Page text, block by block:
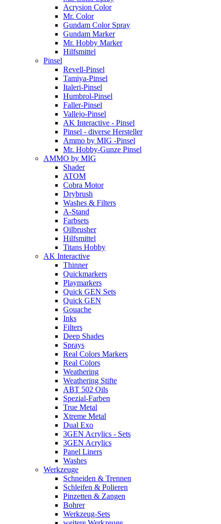
Acrysion Color
Mr. Color
Gundam Color Spray
Gundam Marker
Mr. Hobby Marker
Hilfsmittel
Pinsel
Revell-Pinsel
Tamiya-Pinsel
Italeri-Pinsel
Humbrol-Pinsel
Faller-Pinsel
Vallejo-Pinsel
AK Interactive - Pinsel
Pinsel - diverse Hersteller
Ammo by MIG -Pinsel
Mr. Hobby-Gunze Pinsel
AMMO by MIG
Shader
ATOM
Cobra Motor
Drybrush
Washes & Filters
A-Stand
Farbsets
Oilbrusher
Hilfsmittel
Titans Hobby
AK Interactive
Thinner
Quickmarkers
Playmarkers
Quick GEN Sets
Quick GEN
Gouache
Inks
Filters
Deep Shades
Sprays
Real Colors Markers
Real Colors
Weathering
Weathering Stifte
ABT 502 Oils
Spezial-Farben
True Metal
Xtreme Metal
Dual Exo
3GEN Acrylics - Sets
3GEN Acrylics
Panel Liners
Washes
Werkzeuge
Schneiden & Trennen
Schleifen & Polieren
Pinzetten & Zangen
Bohrer
Werkzeug-Sets